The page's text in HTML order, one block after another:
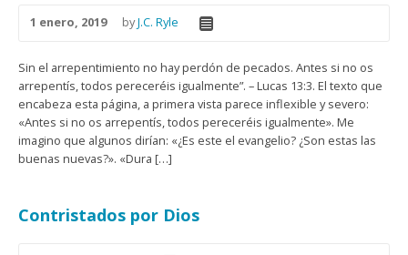
1 enero, 2019 byJ.C. Ryle
Sin el arrepentimiento no hay perdón de pecados. Antes si no os
arrepentís, todos pereceréis igualmente”. – Lucas 13:3. El texto que
encabeza esta página, a primera vista parece inflexible y severo:
«Antes si no os arrepentís, todos pereceréis igualmente». Me
imagino que algunos dirían: «¿Es este el evangelio? ¿Son estas las
buenas nuevas?». «Dura […]
Contristados por Dios